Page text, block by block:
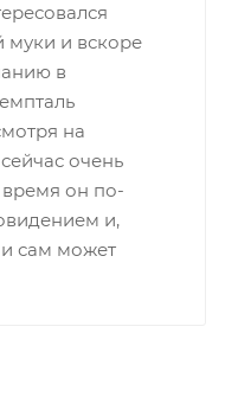
и вскоре
в
на
очень
время он по-
и,
сам может